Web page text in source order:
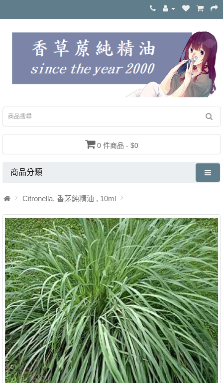
0 件商品 - $0
商品分類
Citronella, 香茅純精油 , 10ml